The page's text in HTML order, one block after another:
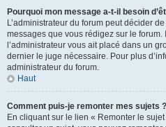
Pourquoi mon message a-t-il besoin
L’administrateur du forum peut décider
messages que vous rédigez sur le
l’administrateur vous ait placé dans un
dernier le juge nécessaire. Pour plus
administrateur du forum.
Haut
Comment puis-je remonter mes sujets ?
En cliquant sur le lien « Remonter le